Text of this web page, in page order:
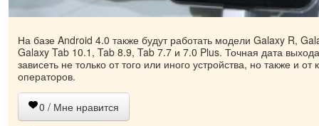
На базе Android 4.0 также будут работать модели Galaxy R,
Galaxy Tab 10.1, Tab 8.9, Tab 7.7 и 7.0 Plus. Точная дата
зависеть не только от того или иного устройства, но также и от
операторов.
0 / Мне нравится